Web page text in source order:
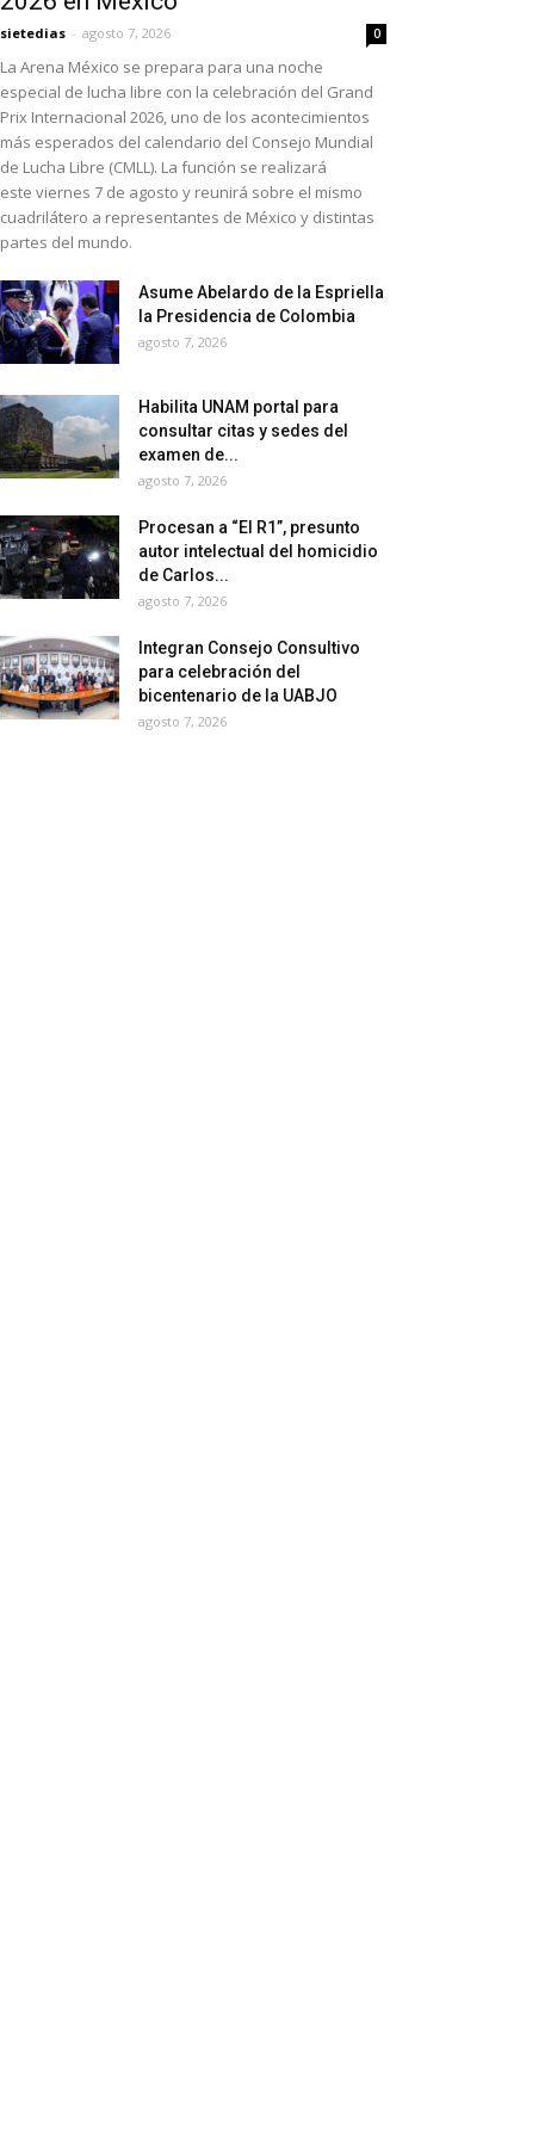
sietedias - agosto 7, 2026 0
La Arena México se prepara para una noche
especial de lucha libre con la celebración del Grand
Prix Internacional 2026, uno de los acontecimientos
más esperados del calendario del Consejo Mundial
de Lucha Libre (CMLL). La función se realizará
este viernes 7 de agosto y reunirá sobre el mismo
cuadrilátero a representantes de México y distintas
partes del mundo.
Asume Abelardo de la Espriella
la Presidencia de Colombia
agosto 7, 2026
Habilita UNAM portal para
consultar citas y sedes del
examen de...
agosto 7, 2026
Procesan a “El R1”, presunto
autor intelectual del homicidio
de Carlos...
agosto 7, 2026
Integran Consejo Consultivo
para celebración del
bicentenario de la UABJO
agosto 7, 2026